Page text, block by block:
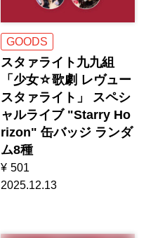
GOODS
スタァライト九九組
「少女☆歌劇 レヴュー
スタァライト」 スペシ
ャルライブ "Starry Ho
rizon" 缶バッジ ランダ
ム8種
¥ 501
2025.12.13